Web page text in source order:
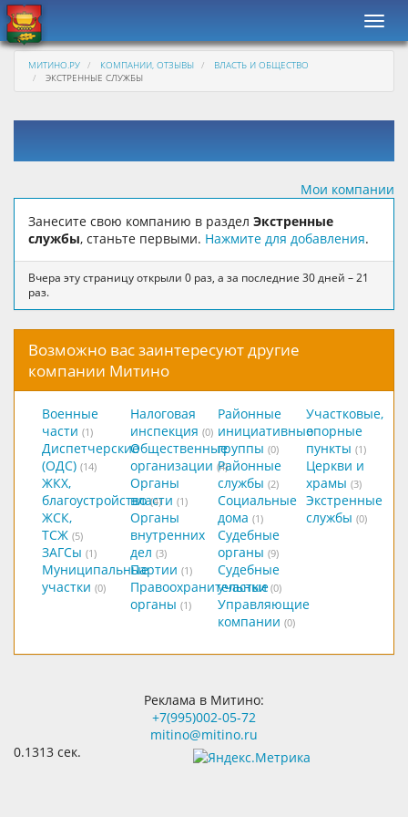
МИТИНО.РУ КОМПАНИИ, ОТЗЫВЫ
ВЛАСТЬ И ОБЩЕСТВО
ЭКСТРЕННЫЕ СЛУЖБЫ
Мои компании
Занесите свою компанию в раздел Экстренные
службы, станьте первыми. Нажмите для добавления.
Вчера эту страницу открыли 0 раз, а за последние 30 дней – 21
раз.
Возможно вас заинтересуют другие
компании Митино
Военные
части (1)
Диспетчерские
(ОДС) (14)
ЖКХ,
благоустройство (4)
ЖСК,
ТСЖ (5)
ЗАГСы (1)
Муниципальные
участки (0)
Налоговая
инспекция (0)
Общественные
организации (4)
Органы
власти (1)
Органы
внутренних
дел (3)
Партии (1)
Правоохранительные
органы (1)
Районные
инициативные
группы (0)
Районные
службы (2)
Социальные
дома (1)
Судебные
органы (9)
Судебные
участки (0)
Управляющие
компании (0)
Участковые,
опорные
пункты (1)
Церкви и
храмы (3)
Экстренные
службы (0)
Реклама в Митино:
+7(995)002-05-72
mitino@mitino.ru
0.1313 сек.